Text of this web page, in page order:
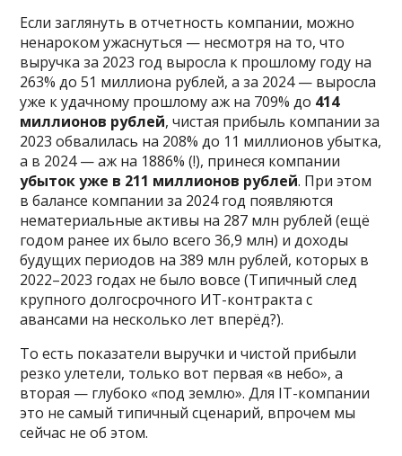
Если заглянуть в отчетность компании, можно
ненароком ужаснуться — несмотря на то, что
выручка за 2023 год выросла к прошлому году на
263% до 51 миллиона рублей, а за 2024 — выросла
уже к удачному прошлому аж на 709% до 414
миллионов рублей, чистая прибыль компании за
2023 обвалилась на 208% до 11 миллионов убытка,
а в 2024 — аж на 1886% (!), принеся компании
убыток уже в 211 миллионов рублей. При этом
в балансе компании за 2024 год появляются
нематериальные активы на 287 млн рублей (ещё
годом ранее их было всего 36,9 млн) и доходы
будущих периодов на 389 млн рублей, которых в
2022–2023 годах не было вовсе (Типичный след
крупного долгосрочного ИТ-контракта с
авансами на несколько лет вперёд?).
То есть показатели выручки и чистой прибыли
резко улетели, только вот первая «в небо», а
вторая — глубоко «под землю». Для IT-компании
это не самый типичный сценарий, впрочем мы
сейчас не об этом.